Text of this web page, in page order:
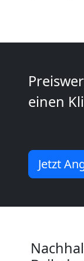
einen
Jetzt
Umzug